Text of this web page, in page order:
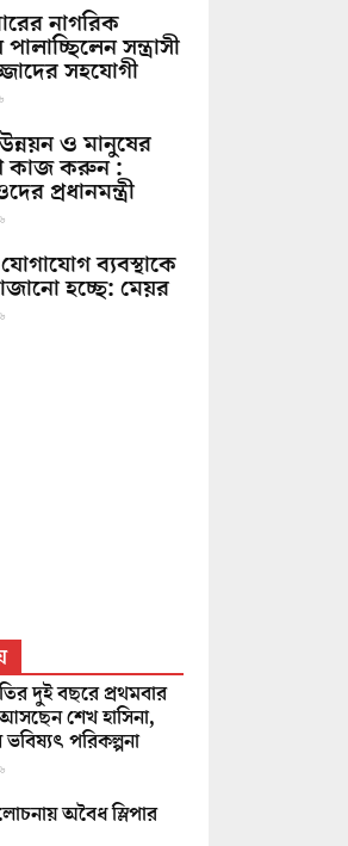
নাগরিক
সন্ত্রাসী
সহযোগী
ও মানুষের
কাজ করুন :
প্রধানমন্ত্রী
ব্যবস্থাকে
হচ্ছে: মেয়র
দুই বছরে প্রথমবার
আসছেন শেখ হাসিনা,
পরিকল্পনা
অবৈধ স্লিপার